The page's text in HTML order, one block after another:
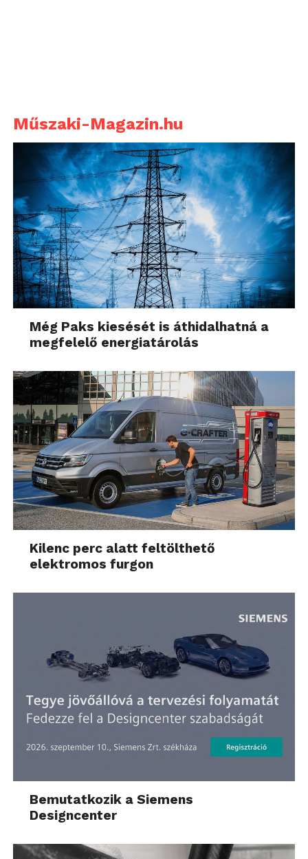
Műszaki-Magazin.hu
Még Paks kiesését is áthidalhatná a
megfelelő energiatárolás
Kilenc perc alatt feltölthető
elektromos furgon
Bemutatkozik a Siemens
Designcenter